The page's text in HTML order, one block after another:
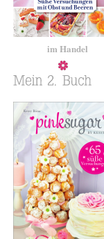
im Handel